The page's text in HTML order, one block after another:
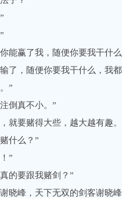
赢了我，随便你要我干什么
，随便你要我干什么，我都
”
倒真不小。”
要赌得大些，越大越有趣。
什么？”
”
要跟我赌剑？”
峰，天下无双的剑客谢晓